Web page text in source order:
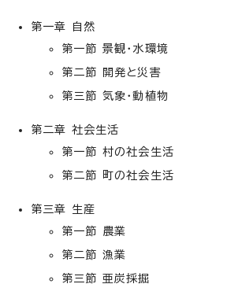
第一章 自然
第一節 景観・水環境
第二節 開発と災害
第三節 気象・動植物
第二章 社会生活
第一節 村の社会生活
第二節 町の社会生活
第三章 生産
第一節 農業
第二節 漁業
第三節 亜炭採掘